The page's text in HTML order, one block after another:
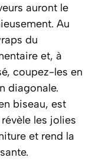
auront le
Au
du
et, à
coupez-les en
diagonale.
biseau, est
les jolies
et rend la